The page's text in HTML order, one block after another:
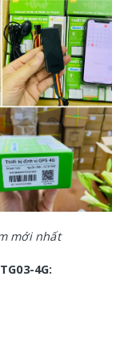
mới nhất
4G: